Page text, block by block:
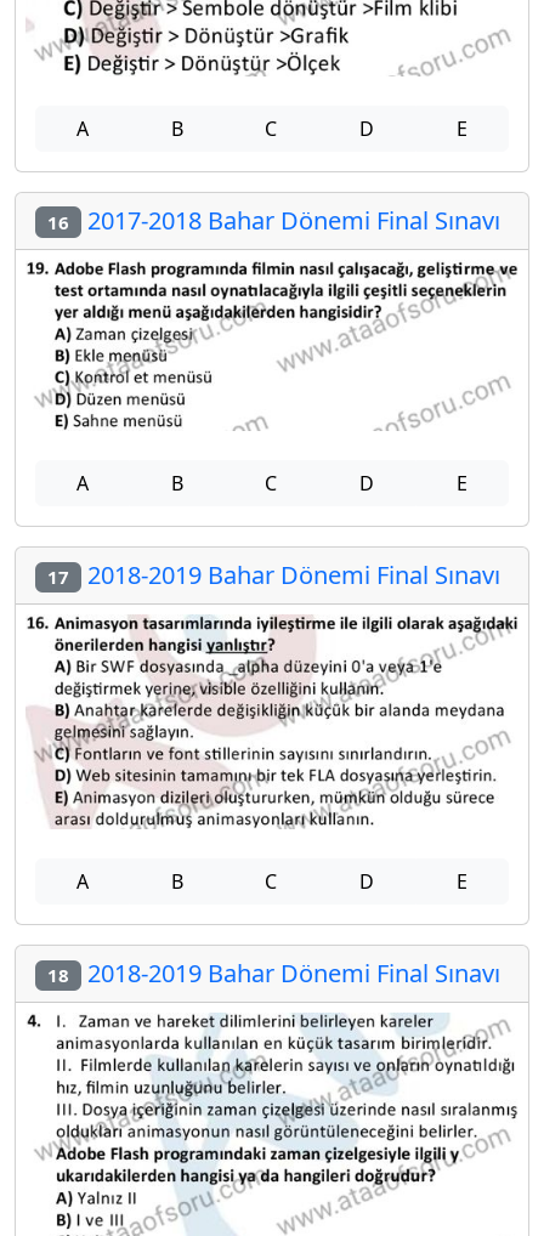
A B C D E
16 2017-2018 Bahar Dönemi Final Sınavı
A B C D E
17 2018-2019 Bahar Dönemi Final Sınavı
A B C D E
18 2018-2019 Bahar Dönemi Final Sınavı